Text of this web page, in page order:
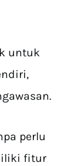
untuk
perlu
fitur